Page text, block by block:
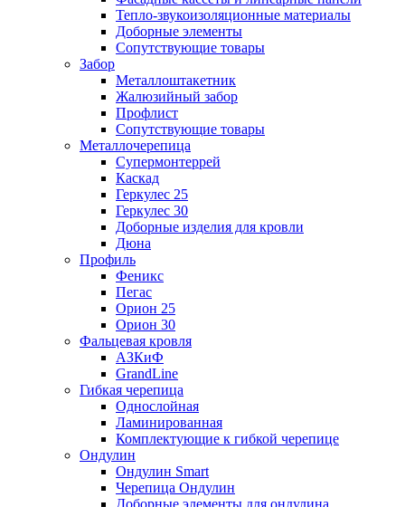
Тепло-звукоизоляционные материалы
Доборные элементы
Сопутствующие товары
Забор
Металлоштакетник
Жалюзийный забор
Профлист
Сопутствующие товары
Металлочерепица
Супермонтеррей
Каскад
Геркулес 25
Геркулес 30
Доборные изделия для кровли
Дюна
Профиль
Феникс
Пегас
Орион 25
Орион 30
Фальцевая кровля
АЗКиФ
GrandLine
Гибкая черепица
Однослойная
Ламинированная
Комплектующие к гибкой черепице
Ондулин
Ондулин Smart
Черепица Ондулин
Доборные элементы для ондулина